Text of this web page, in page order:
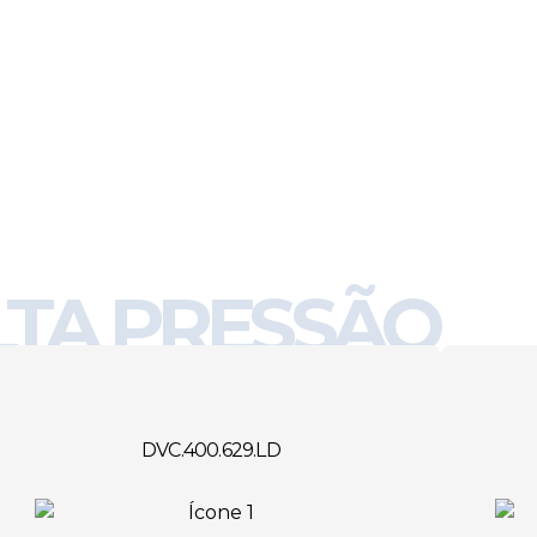
PRESSÃO
DVC.400.629.LD